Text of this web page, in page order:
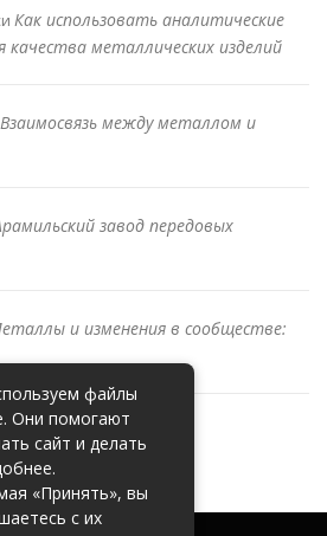
Как использовать аналитические
металлических изделий
Взаимосвязь между металлом и
завод передовых
и изменения в сообществе:
файлы
Они помогают
сайт и делать
«Принять», вы
с их